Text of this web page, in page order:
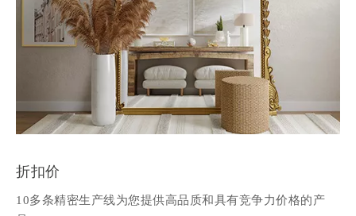
折扣价
10多条精密生产线为您提供高品质和具有竞争力价格的产